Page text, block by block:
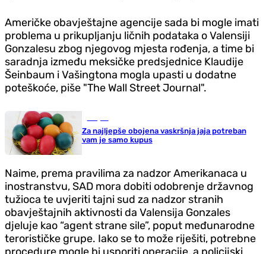
Američke obavještajne agencije sada bi mogle imati
problema u prikupljanju ličnih podataka o Valensiji
Gonzalesu zbog njegovog mjesta rođenja, a time bi
saradnja između meksičke predsjednice Klaudije
Šeinbaum i Vašingtona mogla upasti u dodatne
poteškoće, piše "The Wall Street Journal".
Za najljepše obojena vaskršnja jaja potreban
vam je samo kupus
Naime, prema pravilima za nadzor Amerikanaca u
inostranstvu, SAD mora dobiti odobrenje državnog
tužioca te uvjeriti tajni sud za nadzor stranih
obavještajnih aktivnosti da Valensija Gonzales
djeluje kao “agent strane sile”, poput međunarodne
terorističke grupe. Iako se to može riješiti, potrebne